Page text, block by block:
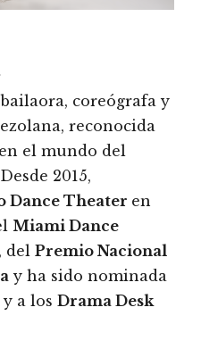
coreógrafa y
reconocida
el mundo del
2015,
Dance Theater en
Miami Dance
, del Premio Nacional
y ha sido nominada
y a los Drama Desk